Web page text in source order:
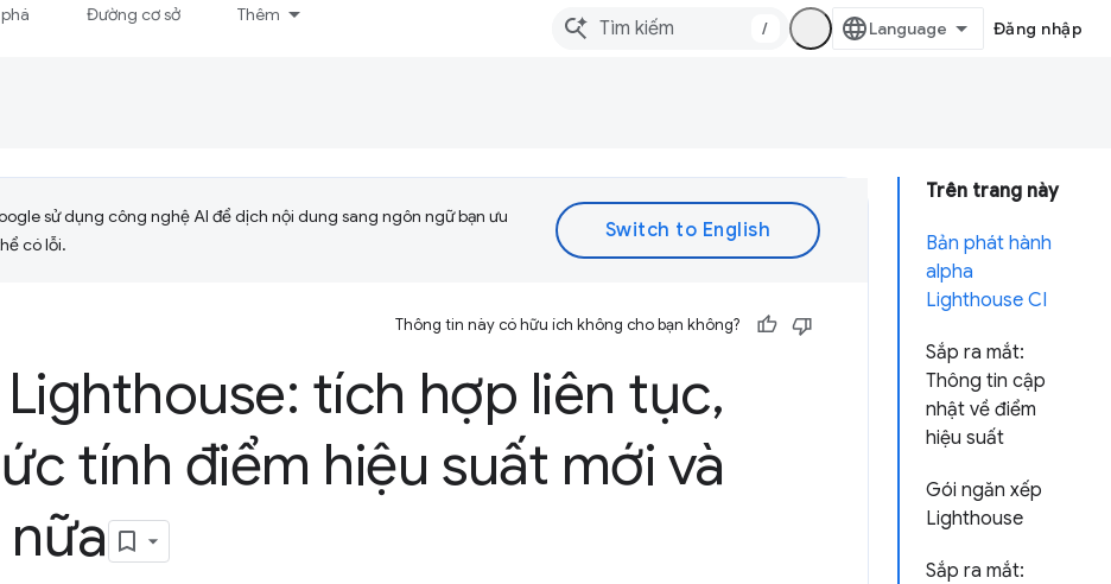
Đường cơ sở Thêm
/ Đăng nhập
Trên trang này
Bản phát hành
alpha
Lighthouse CI
Sắp ra mắt:
Thông tin cập
nhật về điểm
hiệu suất
Gói ngăn xếp
Lighthouse
Sắp ra mắt:
sử dụng công nghệ AI để dịch nội dung sang ngôn ngữ bạn ưu
có lỗi.
Thông tin này có hữu ích không cho bạn không?
tích hợp liên tục,
tính điểm hiệu suất mới và